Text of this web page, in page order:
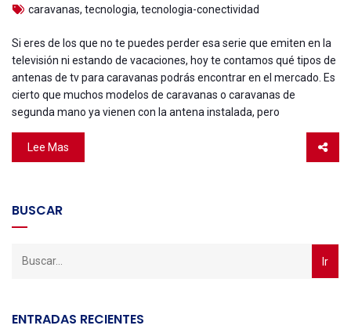
caravanas, tecnologia, tecnologia-conectividad
Si eres de los que no te puedes perder esa serie que emiten en la
televisión ni estando de vacaciones, hoy te contamos qué tipos de
antenas de tv para caravanas podrás encontrar en el mercado. Es
cierto que muchos modelos de caravanas o caravanas de
segunda mano ya vienen con la antena instalada, pero
Lee Mas
BUSCAR
ENTRADAS RECIENTES